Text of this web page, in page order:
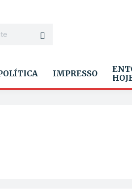
IMPRESSO